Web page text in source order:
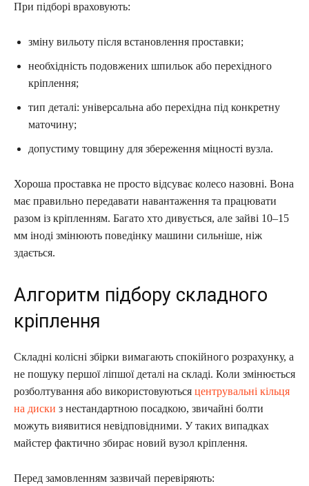
При підборі враховують:
зміну вильоту після встановлення проставки;
необхідність подовжених шпильок або перехідного
кріплення;
тип деталі: універсальна або перехідна під конкретну
маточину;
допустиму товщину для збереження міцності вузла.
Хороша проставка не просто відсуває колесо назовні. Вона
має правильно передавати навантаження та працювати
разом із кріпленням. Багато хто дивується, але зайві 10–15
мм іноді змінюють поведінку машини сильніше, ніж
здається.
Алгоритм підбору складного
кріплення
Складні колісні збірки вимагають спокійного розрахунку, а
не пошуку першої ліпшої деталі на складі. Коли змінюється
розболтування або використовуються центрувальні кільця
на диски з нестандартною посадкою, звичайні болти
можуть виявитися невідповідними. У таких випадках
майстер фактично збирає новий вузол кріплення.
Перед замовленням зазвичай перевіряють: